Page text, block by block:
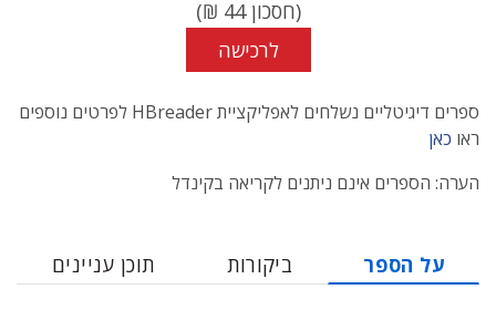
(חסכון44
₪)
לרכישה
ספרים דיגיטליים נשלחים לאפליקציית HBreader לפרטים נוספים
ראו כאן
הערה: הספרים אינם ניתנים לקריאה בקינדל
על הספר ביקורות תוכן עניינים